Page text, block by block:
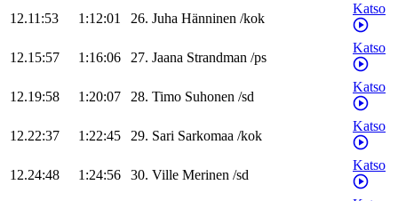
12.11:53 1:12:01 26. Juha Hänninen /kok
Katso
12.15:57 1:16:06 27. Jaana Strandman /ps
Katso
12.19:58 1:20:07 28. Timo Suhonen /sd
Katso
12.22:37 1:22:45 29. Sari Sarkomaa /kok
Katso
12.24:48 1:24:56 30. Ville Merinen /sd
Katso